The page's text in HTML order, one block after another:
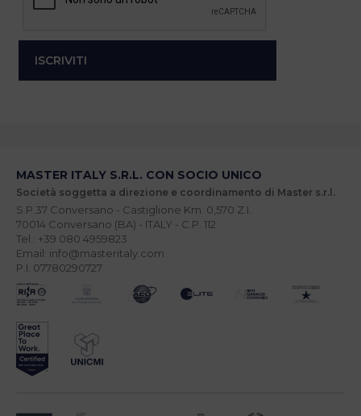
MASTER ITALY S.R.L. CON SOCIO UNICO
Società soggetta a direzione e coordinamento di Master s.r.l.
S.P.37 Conversano - Castiglione Km. 0,570 Z.I.
70014 Conversano (BA) - ITALY - C.P. 112
Tel.: +39 080 4959823
Email: info@masteritaly.com
P.I. 07780290727